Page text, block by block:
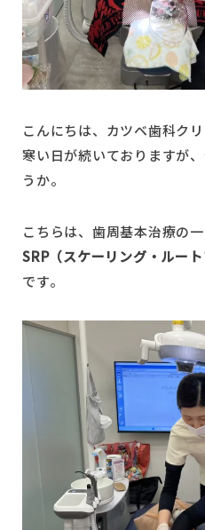
こんにちは、カツベ歯科クリ
寒い日が続いておりますが
うか。
こちらは、歯周基本治療の
SRP（スケーリング・ルート
です。